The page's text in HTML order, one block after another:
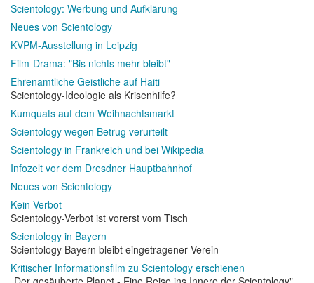
Scientology: Werbung und Aufklärung
Neues von Scientology
KVPM-Ausstellung in Leipzig
Film-Drama: "Bis nichts mehr bleibt"
Ehrenamtliche Geistliche auf Haiti
Scientology-Ideologie als Krisenhilfe?
Kumquats auf dem Weihnachtsmarkt
Scientology wegen Betrug verurteilt
Scientology in Frankreich und bei Wikipedia
Infozelt vor dem Dresdner Hauptbahnhof
Neues von Scientology
Kein Verbot
Scientology-Verbot ist vorerst vom Tisch
Scientology in Bayern
Scientology Bayern bleibt eingetragener Verein
Kritischer Informationsfilm zu Scientology erschienen